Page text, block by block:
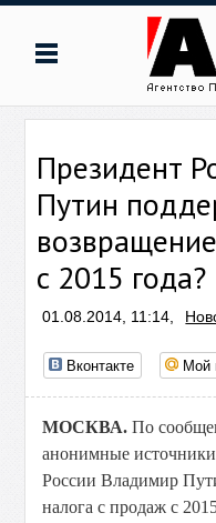
Президент
Путин
с 2015 года?
01.08.2014, 11:14,
Вконтакте Мой
МОСКВА. По
анонимные источники
России Владимир
налога с продаж с